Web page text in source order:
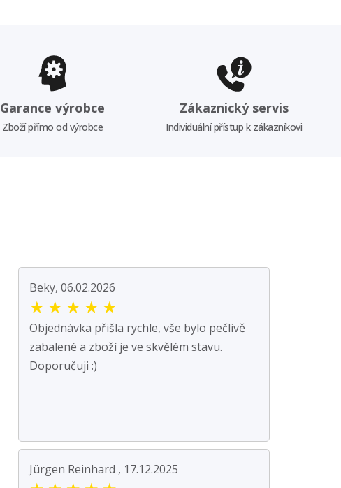
Garance výrobce
Zboží přímo od výrobce
Zákaznický servis
Individuální přístup k zákazníkovi
Beky, 06.02.2026
★ ★ ★ ★ ★
Objednávka přišla rychle, vše bylo pečlivě
zabalené a zboží je ve skvělém stavu.
Doporučuji :)
Jürgen Reinhard , 17.12.2025